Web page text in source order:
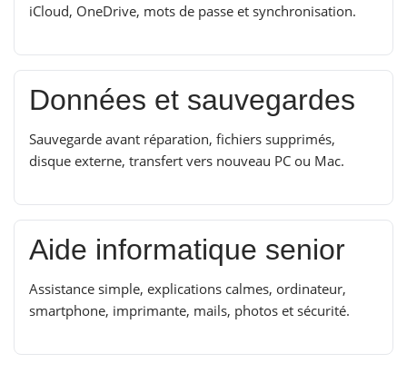
iCloud, OneDrive, mots de passe et synchronisation.
Données et sauvegardes
Sauvegarde avant réparation, fichiers supprimés,
disque externe, transfert vers nouveau PC ou Mac.
Aide informatique senior
Assistance simple, explications calmes, ordinateur,
smartphone, imprimante, mails, photos et sécurité.